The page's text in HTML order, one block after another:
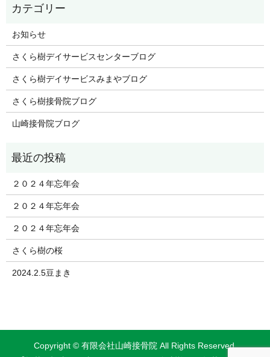
お知らせ
さくら樹デイサービスセンターブログ
さくら樹デイサービスみまやブログ
さくら樹接骨院ブログ
山崎接骨院ブログ
２０２４年忘年会
２０２４年忘年会
２０２４年忘年会
さくら樹の桜
2024.2.5豆まき
Copyright © 有限会社山崎接骨院 All Rights Reserved.